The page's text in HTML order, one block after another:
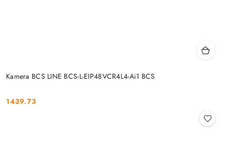
Kamera BCS LINE BCS-L-EIP48VCR4L4-Ai1 BCS
Cena:
1439.73